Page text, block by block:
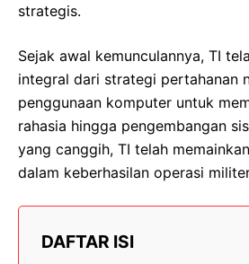
strategis.
Sejak awal kemunculannya, TI
integral dari strategi pertahanan
penggunaan komputer untuk
rahasia hingga pengembangan
yang canggih, TI telah
dalam keberhasilan operasi
DAFTAR ISI